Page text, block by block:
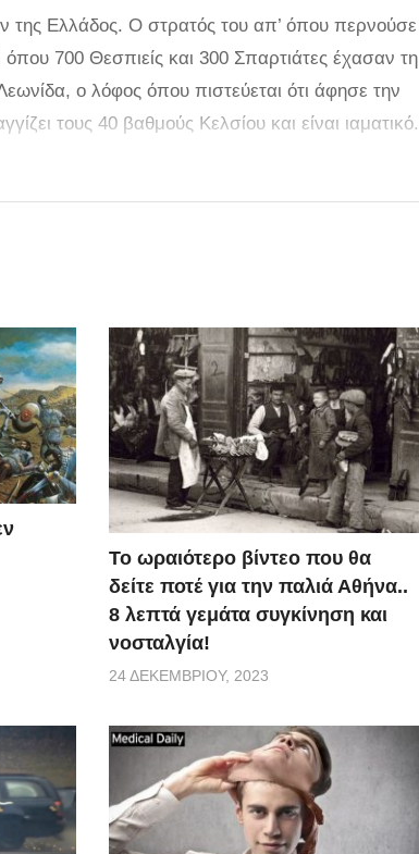
της Ελλάδος. O στρατός του απ’ όπου περνούσε
700 Θεσπιείς και 300 Σπαρτιάτες έχασαν τη
ο λόφος όπου πιστεύεται ότι άφησε την
τους 40 βαθμούς Κελσίου και είναι ιαματικό.
συνώνυμο της προδοσίας.
Το ωραιότερο βίντεο που θα
δείτε ποτέ για την παλιά Αθήνα..
8 λεπτά γεμάτα συγκίνηση και
νοσταλγία!
24 ΔΕΚΕΜΒΡΊΟΥ, 2023